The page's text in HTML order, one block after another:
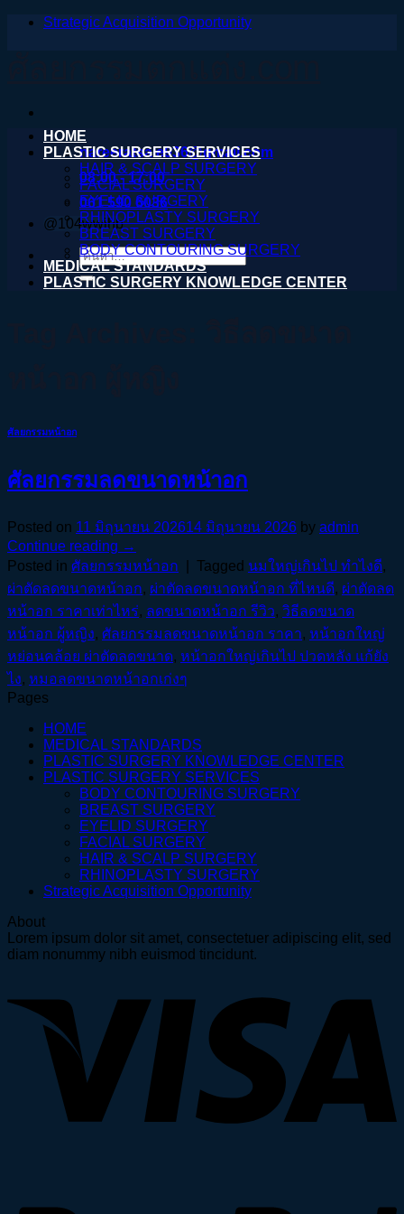
ข้าม
Strategic Acquisition Opportunity
nareeratsale936@gmail.com
08:00 - 17:00
061 590 6036
@104wwihb
ค้นหา:
HOME
PLASTIC SURGERY SERVICES
HAIR & SCALP SURGERY
FACIAL SURGERY
EYELID SURGERY
RHINOPLASTY SURGERY
BREAST SURGERY
BODY CONTOURING SURGERY
MEDICAL STANDARDS
PLASTIC SURGERY KNOWLEDGE CENTER
ศัลยกรรมหน้าอก
ศัลยกรรมลดขนาดหน้าอก
Posted on 11 มิถุนายน 202614 มิถุนายน 2026 by admin
Continue reading →
Posted in ศัลยกรรมหน้าอก Tagged นมใหญ่เกินไป ทำไงดี,
ผ่าตัดลดขนาดหน้าอก, ผ่าตัดลดขนาดหน้าอก ที่ไหนดี, ผ่าตัดลด
หน้าอก ราคาเท่าไหร่, ลดขนาดหน้าอก รีวิว, วิธีลดขนาด
หน้าอก ผู้หญิง, ศัลยกรรมลดขนาดหน้าอก ราคา, หน้าอกใหญ่
หย่อนคล้อย ผ่าตัดลดขนาด, หน้าอกใหญ่เกินไป ปวดหลัง แก้ยัง
ไง, หมอลดขนาดหน้าอกเก่งๆ
Pages
HOME
MEDICAL STANDARDS
PLASTIC SURGERY KNOWLEDGE CENTER
PLASTIC SURGERY SERVICES
BODY CONTOURING SURGERY
BREAST SURGERY
EYELID SURGERY
FACIAL SURGERY
HAIR & SCALP SURGERY
RHINOPLASTY SURGERY
Strategic Acquisition Opportunity
About
Lorem ipsum dolor sit amet, consectetuer adipiscing elit, sed
diam nonummy nibh euismod tincidunt.